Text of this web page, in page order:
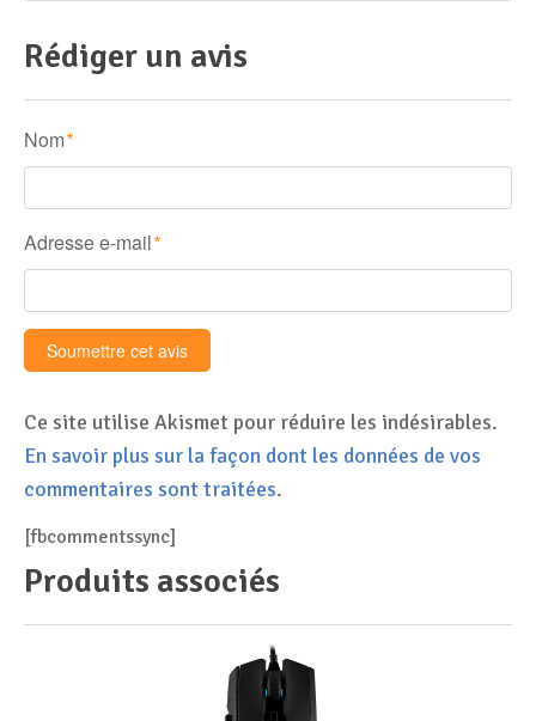
Rédiger un avis
Nom *
Adresse e-mail *
Ce site utilise Akismet pour réduire les indésirables.
En savoir plus sur la façon dont les données de vos
commentaires sont traitées.
[fbcommentssync]
Produits associés